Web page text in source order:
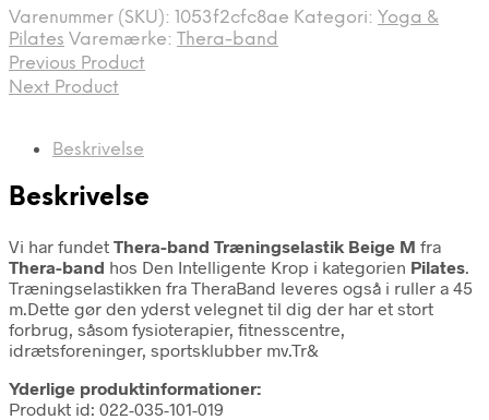
Varenummer (SKU): 1053f2cfc8ae Kategori: Yoga &
Pilates Varemærke: Thera-band
Previous Product
Next Product
Beskrivelse
Beskrivelse
Vi har fundet Thera-band Træningselastik Beige M fra
Thera-band hos Den Intelligente Krop i kategorien Pilates.
Træningselastikken fra TheraBand leveres også i ruller a 45
m.Dette gør den yderst velegnet til dig der har et stort
forbrug, såsom fysioterapier, fitnesscentre,
idrætsforeninger, sportsklubber mv.Tr&
Yderlige produktinformationer:
Produkt id: 022-035-101-019